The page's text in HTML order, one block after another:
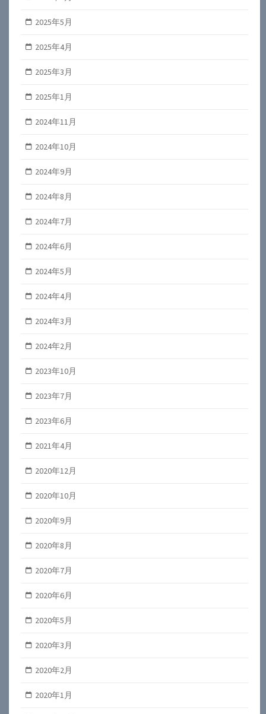
2025年5月
2025年4月
2025年3月
2025年1月
2024年11月
2024年10月
2024年9月
2024年8月
2024年7月
2024年6月
2024年5月
2024年4月
2024年3月
2024年2月
2023年10月
2023年7月
2023年6月
2021年4月
2020年12月
2020年10月
2020年9月
2020年8月
2020年7月
2020年6月
2020年5月
2020年3月
2020年2月
2020年1月